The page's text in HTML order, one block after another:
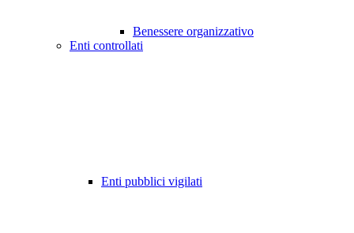
Benessere organizzativo
Enti controllati
Enti pubblici vigilati